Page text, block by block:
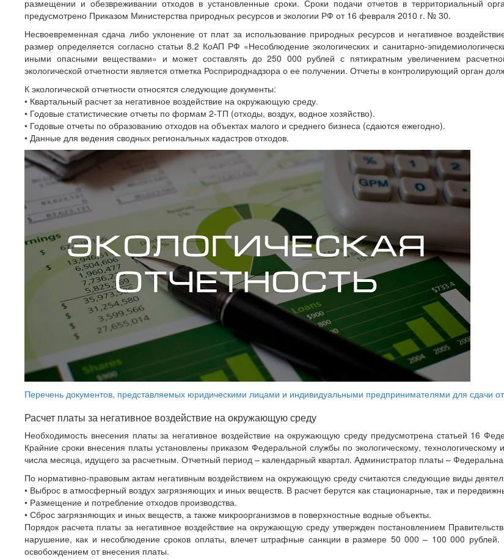
размещении и обезвреживании отходов в установленные сроки. Сроки подачи отчетов в территориальный
предусмотрено Приказом Министерства природных ресурсов и экологии РФ от 16 февраля 2010 г. № 30.
Несвоевременная сдача либо уклонение от плат за использование природных ресурсов и негативное
размер определяется согласно статьи 8.2 КоАП РФ «Несоблюдение экологических и санитарно-
иными опасными веществами» и может составлять до 250 000 рублей с пятикратным увеличением
экологической отчетности является отметка Росприроднадзора о ее получении. Отчеты в контролирующий орган
К экологической отчетности относятся следующие документы:
• Квартальный расчет за негативное воздействие на окружающую среду.
• Годовые статистические отчеты по формам 2-ТП (отходы, воздух, водное хозяйство).
• Годовые отчеты по образованию отходов на объектах малого и среднего бизнеса (сдаются ежегодно).
• Данные для ведения сводных региональных кадастров отходов.
Перечень документов, представляемых юридическими лицами и индивидуальными предпринимателями для сдачи
Расчет платы за негативное воздействие на окружающую среду
Необходимость внесения платы за негативное воздействие на окружающую среду предусмотрена статьей 16
Крайние сроки внесения платы установлены приказом Федеральной службы по экологическому,
числа месяца, идущего за расчетным. Отчетный период – календарный квартал. Администратор платы –
По нормативно-правовым актам негативным воздействием на окружающую среду считаются следующие виды
• Выброс в атмосферный воздух загрязняющих и иных веществ. В расчет берутся как стационарные, так и
• Размещение и потребление отходов производства.
• Сброс загрязняющих и иных веществ, а также микроорганизмов в поверхностные водные объекты.
Порядок расчета платы за негативное воздействие на окружающую среду утвержден постановлением
нарушение, как и несоблюдение сроков оплаты, влечет штрафные санкции в размере 50 000 – 100 000
освобождением от внесения платы.